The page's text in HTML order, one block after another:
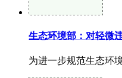
生态环境部：对轻微
为进一步规范生态环